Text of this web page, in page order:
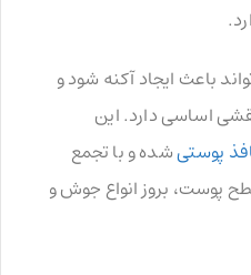
باعث ایجاد آکنه شود و
اساسی دارد. این
پوستیشده و با تجمع
پوست، بروز انواع جوش و